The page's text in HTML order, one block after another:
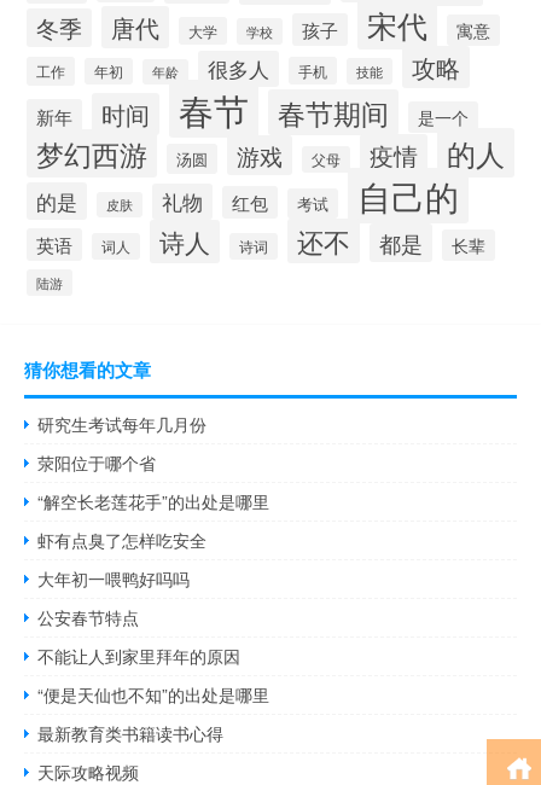
冬季 唐代 大学 学校 孩子 宋代 寓意
工作 年初 年龄 很多人 手机 技能 攻略
新年 时间 春节 春节期间 是一个
梦幻西游 汤圆 游戏 父母 疫情 的人
的是 皮肤 礼物 红包 考试 自己的
英语 词人 诗人 诗词 还不 都是 长辈
陆游
猜你想看的文章
研究生考试每年几月份
荥阳位于哪个省
“解空长老莲花手”的出处是哪里
虾有点臭了怎样吃安全
大年初一喂鸭好吗吗
公安春节特点
不能让人到家里拜年的原因
“便是天仙也不知”的出处是哪里
最新教育类书籍读书心得
天际攻略视频